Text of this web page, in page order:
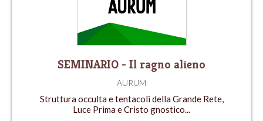
SEMINARIO - Il ragno alieno
AURUM
Struttura occulta e tentacoli della Grande Rete,
Luce Prima e Cristo gnostico...